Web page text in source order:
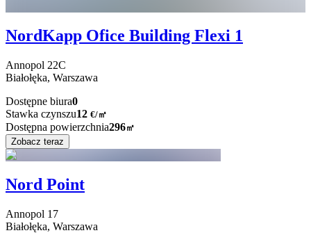
NordKapp Ofice Building Flexi 1
Annopol 22C
Białołęka, Warszawa
Dostępne biura0
Stawka czynszu12 €/㎡
Dostępna powierzchnia296㎡
Zobacz teraz
Nord Point
Annopol 17
Białołęka, Warszawa